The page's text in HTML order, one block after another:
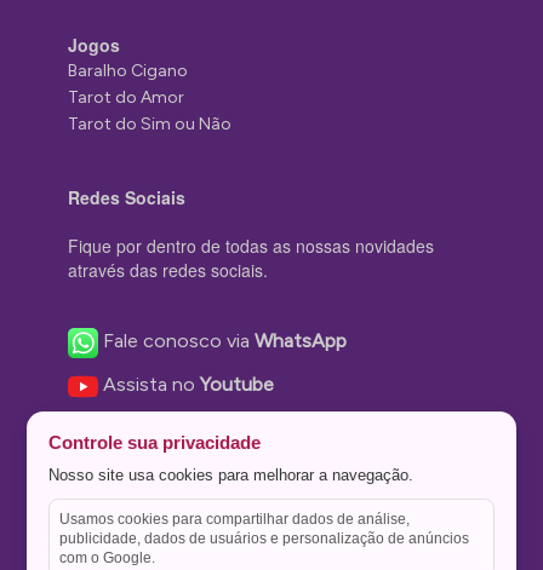
Jogos
Baralho Cigano
Tarot do Amor
Tarot do Sim ou Não
Redes Sociais
Fique por dentro de todas as nossas novidades
através das redes sociais.
Fale conosco viaWhatsApp
Assista noYoutube
Nos siga no Instagram
Nos siga noTwitter
Salve no
Controle sua privacidade
Nosso site usa cookies para melhorar a navegação.
Usamos cookies para compartilhar dados de análise,
publicidade, dados de usuários e personalização de anúncios
com o Google.